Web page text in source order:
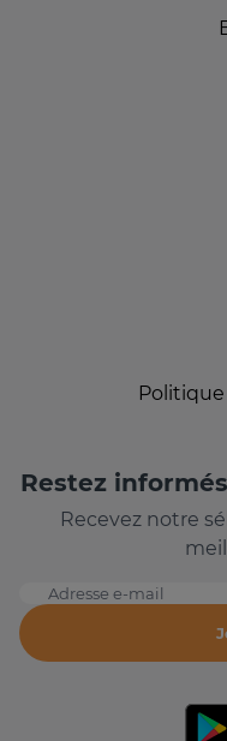
Restez
Recevez notre
Adresse e-mail